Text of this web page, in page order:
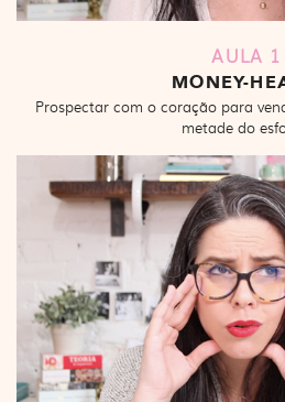
AULA 1
MONEY-
Prospectar com o coração para
metade do